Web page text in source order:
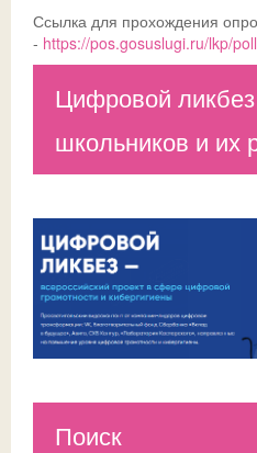
Музей
Антикоррупционные
Дорожная безопасность
Успехи
Допобразование
ВПР
Школьный спортклуб
Школьный театр
ЦОК - educont.ru
Ссылка для прохождения
- https://pos.gosuslugi.ru/lkp/
Цифровой
школьников и их
Поиск